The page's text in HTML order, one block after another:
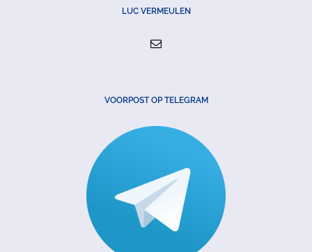
LUC VERMEULEN
VOORPOST OP TELEGRAM